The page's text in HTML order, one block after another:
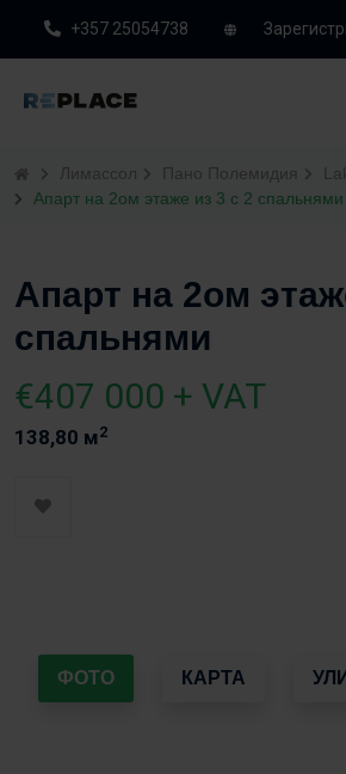
+357 25054738
Лимассол Пано Полемидия
Апарт на 2ом этаже из 3 с 2 спальнями
Апарт на 2ом
спальнями
€407 000 + VAT
138,80 м2
ФОТО КАРТА